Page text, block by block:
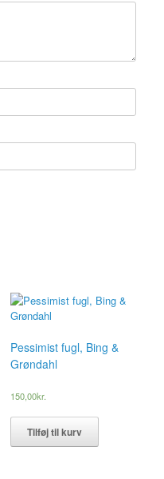
Pessimist fugl, Bing &
Grøndahl
150,00kr.
Tilføj til kurv